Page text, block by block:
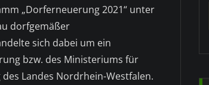
„Dorferneuerung 2021“ unter
dorfgemäßer
sich dabei um ein
bzw. des Ministeriums für
Landes Nordrhein-Westfalen.